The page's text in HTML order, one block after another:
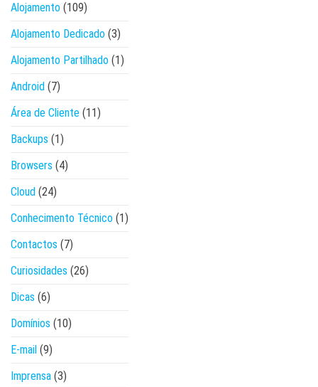
Alojamento (109)
Alojamento Dedicado (3)
Alojamento Partilhado (1)
Android (7)
Área de Cliente (11)
Backups (1)
Browsers (4)
Cloud (24)
Conhecimento Técnico (1)
Contactos (7)
Curiosidades (26)
Dicas (6)
Domínios (10)
E-mail (9)
Imprensa (3)